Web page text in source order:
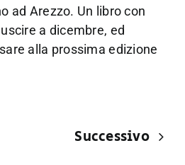
ad Arezzo. Un libro con
a dicembre, ed
alla prossima edizione
Successivo